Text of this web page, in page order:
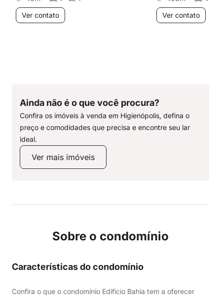
Ver contato
Ver contato
Ainda não é o que você procura?
Confira os imóveis à venda em Higienópolis, defina o
preço e comodidades que precisa e encontre seu lar
ideal.
Ver mais imóveis
Sobre o condomínio
Características do condomínio
Confira o que o condomínio Edificio Bahia tem a oferecer